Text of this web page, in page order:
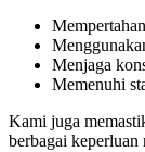
Menjaga
Memenuhi
Kami juga
berbagai keperluan